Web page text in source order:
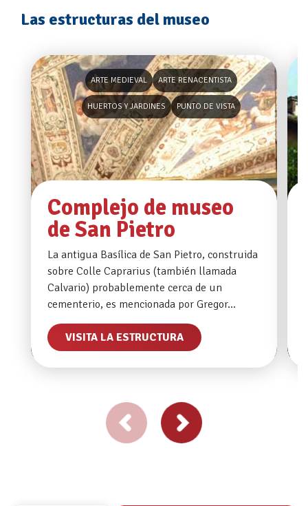
Las estructuras del museo
ARTE MEDIEVAL ARTE RENACENTISTA
HUERTOS Y JARDINES PUNTO DE VISTA
Complejo de museo
de San Pietro
La antigua Basílica de San Pietro, construida
sobre Colle Caprarius (también llamada
Calvario) probablemente cerca de un
cementerio, es mencionada por Gregor...
VISITA LA ESTRUCTURA